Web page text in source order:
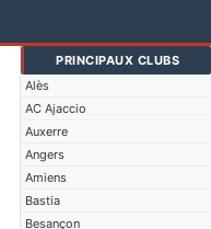
PRINCIPAUX CLUBS
Alès
AC Ajaccio
Auxerre
Angers
Amiens
Bastia
Besançon